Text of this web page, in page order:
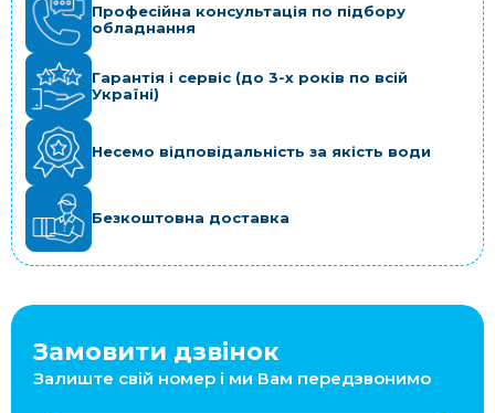
Професійна консультація по підбору
обладнання
Гарантія і сервіс (до 3-х років по всій
Україні)
Несемо відповідальність за якість води
Безкоштовна доставка
Замовити дзвінок
Залиште свій номер і ми Вам передзвонимо